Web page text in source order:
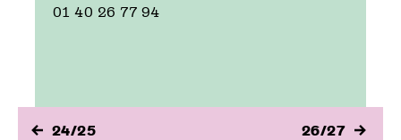
01 40 26 77 94
24/25 26/27